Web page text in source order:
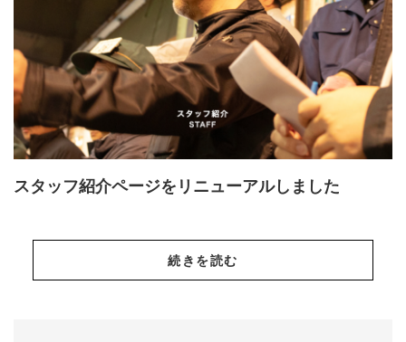
スタッフ紹介ページをリニューアルしました
続きを読む